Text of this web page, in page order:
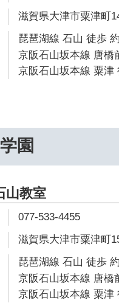
滋賀県大津市粟津町
琵琶湖線 石山 徒歩
京阪石山坂本線 唐橋
京阪石山坂本線 粟津
園
山教室
077-533-4455
滋賀県大津市粟津町
琵琶湖線 石山 徒歩
京阪石山坂本線 唐橋
京阪石山坂本線 粟津